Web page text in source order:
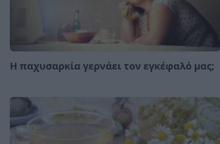
Η παχυσαρκία γερνάει τον εγκέφαλό μας;